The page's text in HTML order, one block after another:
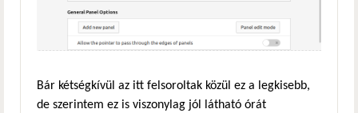
Bár kétségkívül az itt felsoroltak közül ez a legkisebb,
de szerintem ez is viszonylag jól látható órát